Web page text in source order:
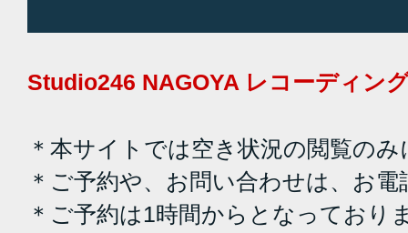
Studio246 NAGOYA レコーディン
＊本サイトでは空き状況の閲覧の
＊ご予約や、お問い合わせは、お
＊ご予約は1時間からとなっており